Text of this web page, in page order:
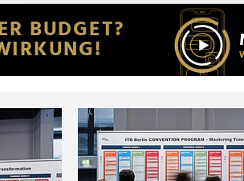
Website an unsere Partner für soziale
möglicherweise mit weiteren Daten
der Dienste gesammelt haben.